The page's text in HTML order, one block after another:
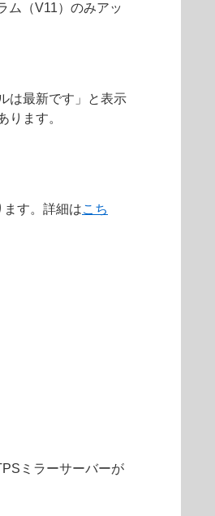
ム（V11）のみアッ
は最新です」と表示
ります。
す。詳細はこち
ミラーサーバーが